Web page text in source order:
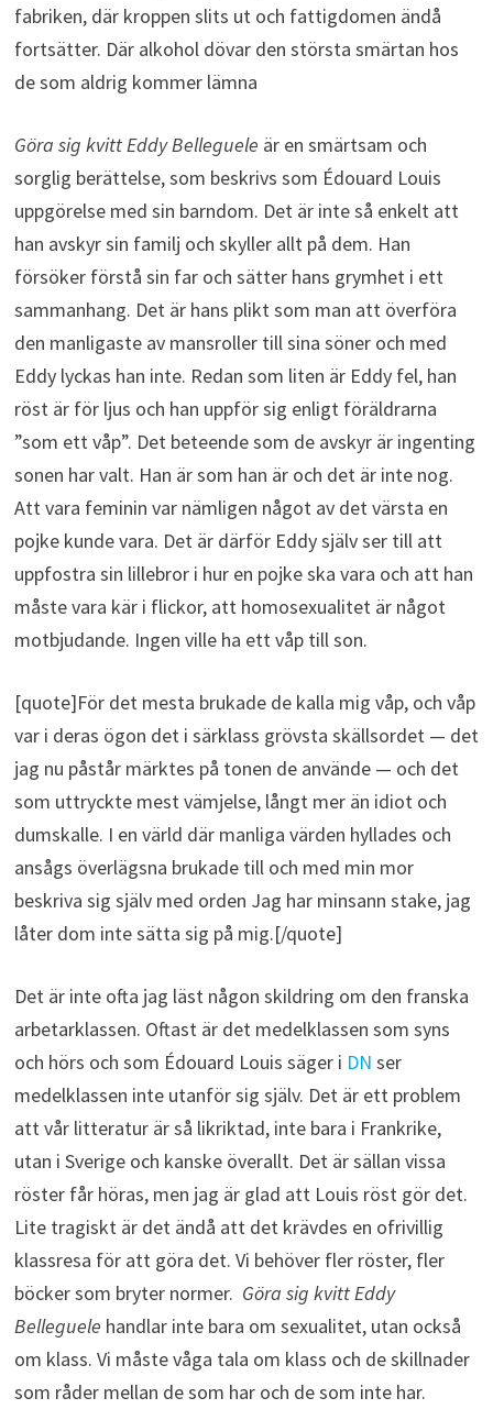
fabriken, där kroppen slits ut och fattigdomen ändå
fortsätter. Där alkohol dövar den största smärtan hos
de som aldrig kommer lämna
Göra sig kvitt Eddy Belleguele är en smärtsam och
sorglig berättelse, som beskrivs som Édouard Louis
uppgörelse med sin barndom. Det är inte så enkelt att
han avskyr sin familj och skyller allt på dem. Han
försöker förstå sin far och sätter hans grymhet i ett
sammanhang. Det är hans plikt som man att överföra
den manligaste av mansroller till sina söner och med
Eddy lyckas han inte. Redan som liten är Eddy fel, han
röst är för ljus och han uppför sig enligt föräldrarna
”som ett våp”. Det beteende som de avskyr är ingenting
sonen har valt. Han är som han är och det är inte nog.
Att vara feminin var nämligen något av det värsta en
pojke kunde vara. Det är därför Eddy själv ser till att
uppfostra sin lillebror i hur en pojke ska vara och att han
måste vara kär i flickor, att homosexualitet är något
motbjudande. Ingen ville ha ett våp till son.
[quote]För det mesta brukade de kalla mig våp, och våp
var i deras ögon det i särklass grövsta skällsordet — det
jag nu påstår märktes på tonen de använde — och det
som uttryckte mest vämjelse, långt mer än idiot och
dumskalle. I en värld där manliga värden hyllades och
ansågs överlägsna brukade till och med min mor
beskriva sig själv med orden Jag har minsann stake, jag
låter dom inte sätta sig på mig.[/quote]
Det är inte ofta jag läst någon skildring om den franska
arbetarklassen. Oftast är det medelklassen som syns
och hörs och som Édouard Louis säger i DN ser
medelklassen inte utanför sig själv. Det är ett problem
att vår litteratur är så likriktad, inte bara i Frankrike,
utan i Sverige och kanske överallt. Det är sällan vissa
röster får höras, men jag är glad att Louis röst gör det.
Lite tragiskt är det ändå att det krävdes en ofrivillig
klassresa för att göra det. Vi behöver fler röster, fler
böcker som bryter normer. Göra sig kvitt Eddy
Belleguele handlar inte bara om sexualitet, utan också
om klass. Vi måste våga tala om klass och de skillnader
som råder mellan de som har och de som inte har.